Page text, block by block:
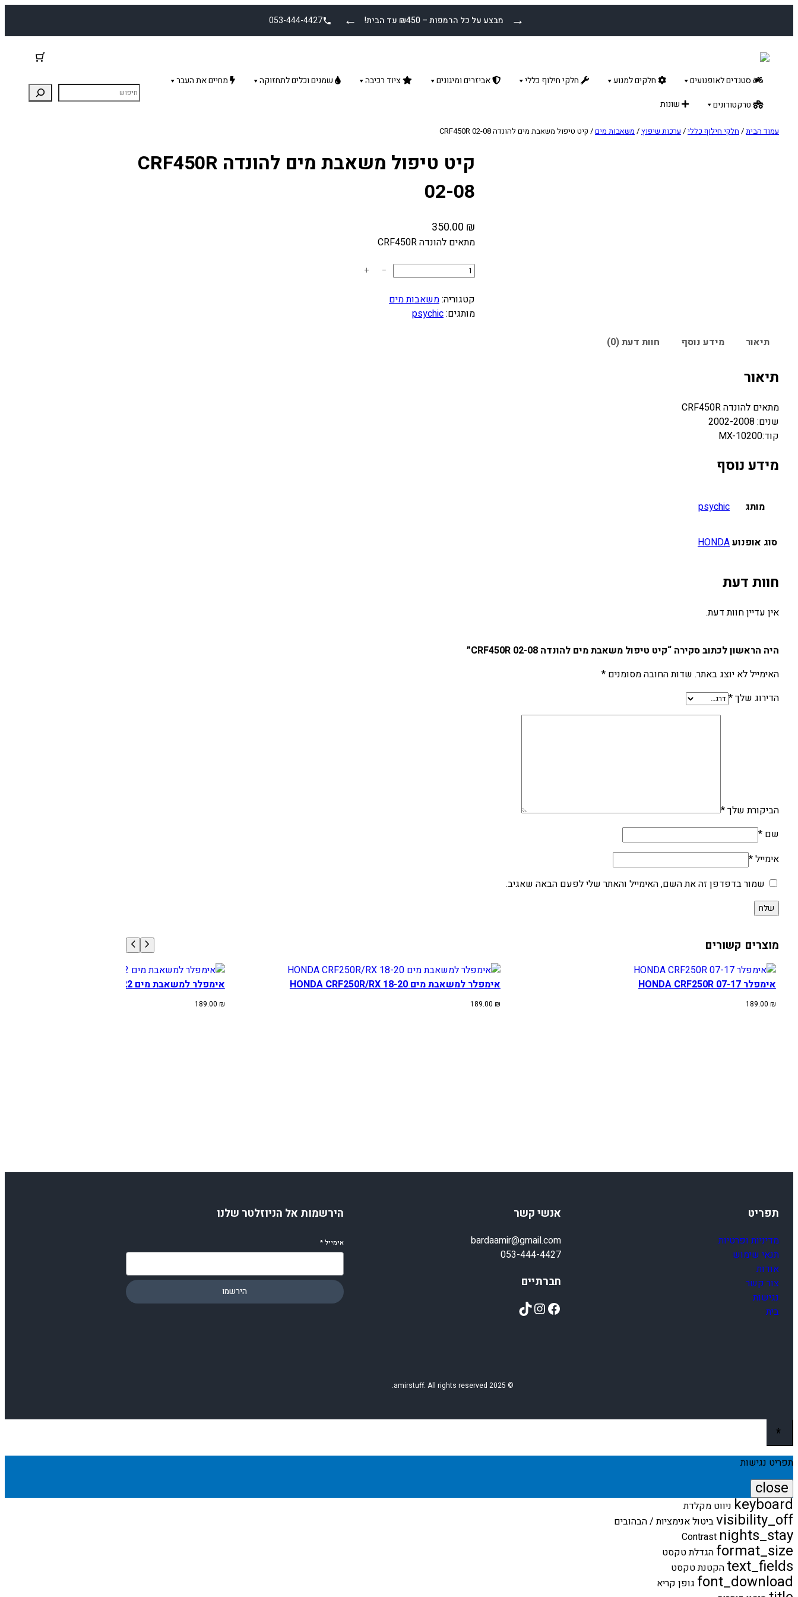
← מבצע על כל הרמפות – ₪450 עד הבית! →
053-444-4427
סטנדים לאופנועים חלקים למנוע חלקי חילוף כללי אביזרים ומיגונים ציוד רכיבה שמנים וכלים לתחזוקה
מחיים את העבר
טרקטורונים
שונות
עמוד הבית/ חלקי חילוף כללי/ ערכות שיפוץ/ משאבות מים/ קיט טיפול משאבת מים להונדה CRF450R 02-08
קיט טיפול משאבת מים להונדה CRF450R
02-08
350.00 ₪
מתאים להונדה CRF450R
כ
ו
ת
ה
−
+
קטגוריה:משאבות מים
מותגים:psychic
תיאור
מידע נוסף חוות דעת (0)
תיאור
מתאים להונדה CRF450R
שנים: 2002-2008
קוד:MX-10200
מידע נוסף
מותג psychic
סוג אופנועHONDA
חוות דעת
אין עדיין חוות דעת.
היה הראשון לכתוב סקירה “קיט טיפול משאבת מים להונדה CRF450R 02-08”
האימייל לא יוצג באתר. שדות החובה מסומנים *
הדירוג שלך*
הביקורת שלך*
שם *
אימייל*
שמור בדפדפן זה את השם, האימייל והאתר שלי לפעם הבאה שאגיב.
מוצרים קשורים
אימפלר HONDA CRF250R 07-17
189.00 ₪
אימפלר למשאבת מים HONDA CRF250R/RX 18-20
189.00 ₪
אימפלר למשאבת מים HONDA CRF450R 06-22
189.00 ₪
תפריט
מדיניות ופרטיות
תנאי שימוש
אודות
צור קשר
נגישות
בית
אנשי קשר
bardaamir@gmail.com
053-444-4427
חברתיים
Facebook
Instagram
TikTok
הירשמות אל הניוזלטר שלנו
אימייל*
הירשמו
© 2025 amirstuff. All rights reserved.
תפריט נגישות
close
פתיחה
וסגירה
של
תפריט
הנגישות
keyboard ניווט מקלדת
visibility_offביטול אנימציות / הבהובים
nights_stay
Contrast
format_size הגדלת טקסט
text_fieldsהקטנת טקסט
font_download גופן קריא